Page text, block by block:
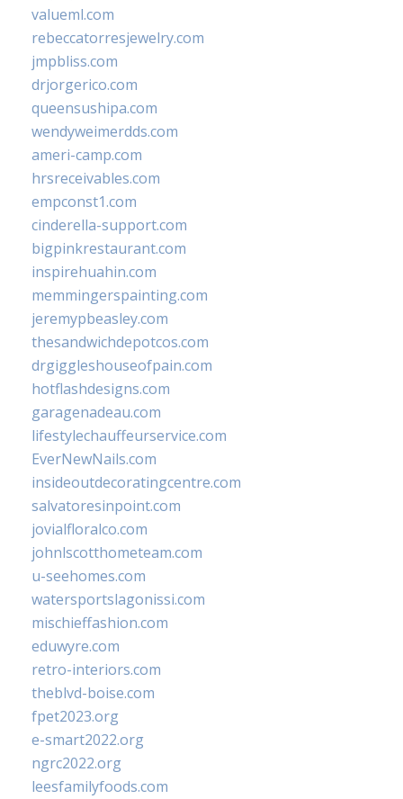
valueml.com
rebeccatorresjewelry.com
jmpbliss.com
drjorgerico.com
queensushipa.com
wendyweimerdds.com
ameri-camp.com
hrsreceivables.com
empconst1.com
cinderella-support.com
bigpinkrestaurant.com
inspirehuahin.com
memmingerspainting.com
jeremypbeasley.com
thesandwichdepotcos.com
drgiggleshouseofpain.com
hotflashdesigns.com
garagenadeau.com
lifestylechauffeurservice.com
EverNewNails.com
insideoutdecoratingcentre.com
salvatoresinpoint.com
jovialfloralco.com
johnlscotthometeam.com
u-seehomes.com
watersportslagonissi.com
mischieffashion.com
eduwyre.com
retro-interiors.com
theblvd-boise.com
fpet2023.org
e-smart2022.org
ngrc2022.org
leesfamilyfoods.com